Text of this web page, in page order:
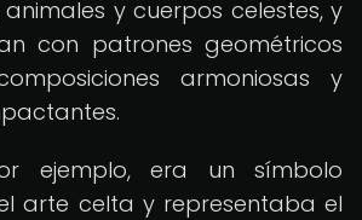
y cuerpos celestes, y
con patrones geométricos
armoniosas y
ejemplo, era un símbolo
arte celta y representaba el